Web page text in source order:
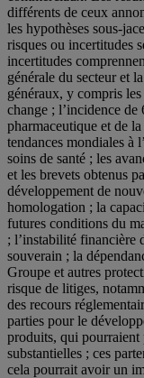
différents de ceux
les hypothèses sous-
risques ou incertitudes
incertitudes
générale du secteur et
généraux, y compris
change ; l’incidence de
pharmaceutique et de
tendances mondiales à
soins de santé ; les
et les brevets obtenus
développement de
homologation ; la
futures conditions du
; l’instabilité financière
souverain ; la
Groupe et autres
risque de litiges,
des recours
parties pour le
produits, qui pourraient
substantielles ; ces
cela pourrait avoir un